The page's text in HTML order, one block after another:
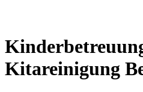
Kitareinigung